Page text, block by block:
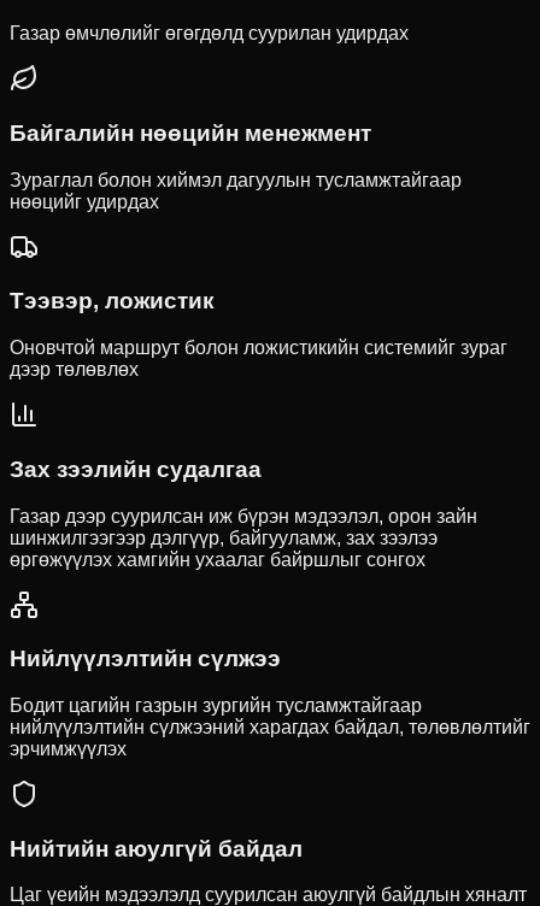
Газар өмчлөлийг өгөгдөлд суурилан удирдах
Байгалийн нөөцийн менежмент
Зураглал болон хиймэл дагуулын тусламжтайгаар
нөөцийг удирдах
Тээвэр, ложистик
Оновчтой маршрут болон ложистикийн системийг зураг
дээр төлөвлөх
Зах зээлийн судалгаа
Газар дээр суурилсан иж бүрэн мэдээлэл, орон зайн
шинжилгээгээр дэлгүүр, байгууламж, зах зээлээ
өргөжүүлэх хамгийн ухаалаг байршлыг сонгох
Нийлүүлэлтийн сүлжээ
Бодит цагийн газрын зургийн тусламжтайгаар
нийлүүлэлтийн сүлжээний харагдах байдал, төлөвлөлтийг
эрчимжүүлэх
Нийтийн аюулгүй байдал
Цаг үеийн мэдээлэлд суурилсан аюулгүй байдлын хяналт